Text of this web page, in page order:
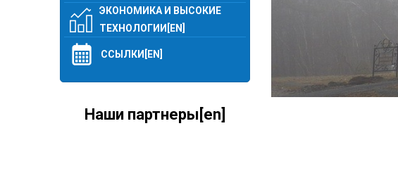
ЭКОНОМИКА И ВЫСОКИЕ
ТЕХНОЛОГИИ[EN]
ССЫЛКИ[EN]
Наши партнеры[en]